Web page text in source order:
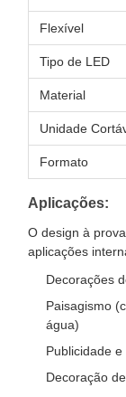
Flexível
Tipo de LED
Material
Unidade
Formato
Aplicações:
O design à
aplicações
Decorações
Paisagismo
água)
Publicidade
Decoração